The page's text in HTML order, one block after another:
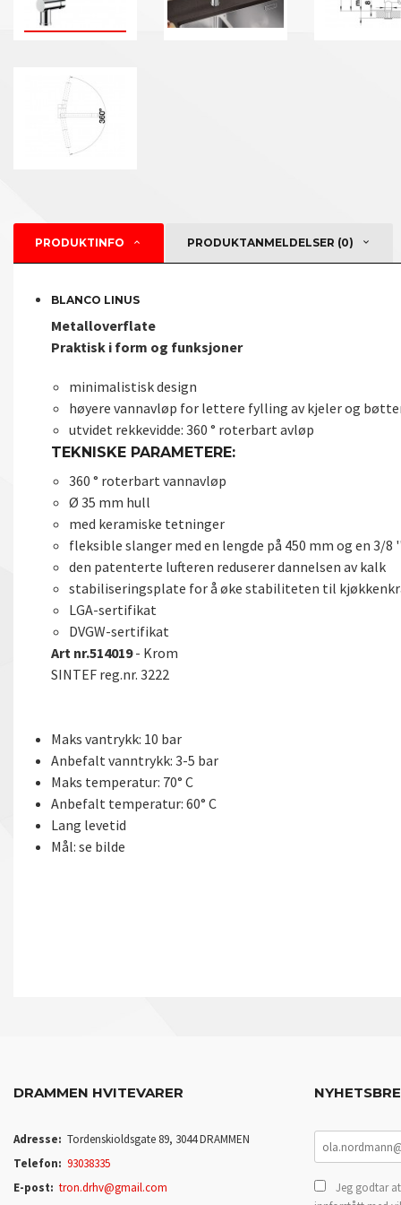
PRODUKTINFO PRODUKTANMELDELSER (0)
BLANCO LINUS
Metalloverflate
Praktisk i form og funksjoner
minimalistisk design
høyere vannavløp for lettere fylling av kjeler og
utvidet rekkevidde: 360 ° roterbart avløp
TEKNISKE PARAMETERE:
360 ° roterbart vannavløp
Ø 35 mm hull
med keramiske tetninger
fleksible slanger med en lengde på 450 mm og en
den patenterte lufteren reduserer dannelsen av kalk
stabiliseringsplate for å øke stabiliteten til
LGA-sertifikat
DVGW-sertifikat
Art nr.514019- Krom
SINTEF reg.nr. 3222
Maks vantrykk: 10 bar
Anbefalt vanntrykk: 3-5 bar
Maks temperatur: 70° C
Anbefalt temperatur: 60° C
Lang levetid
Mål: se bilde
DRAMMEN HVITEVARER
Adresse: Tordenskioldsgate 89, 3044 DRAMMEN
Telefon: 93038335
E-post: tron.drhv@gmail.com
Jeg godtar